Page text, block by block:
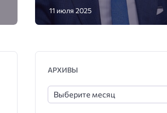
11 июля 2025
АРХИВЫ